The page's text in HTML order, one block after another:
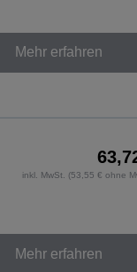
Mehr erfahren
inkl. MwSt. (53,55 € ohne
Mehr erfahren